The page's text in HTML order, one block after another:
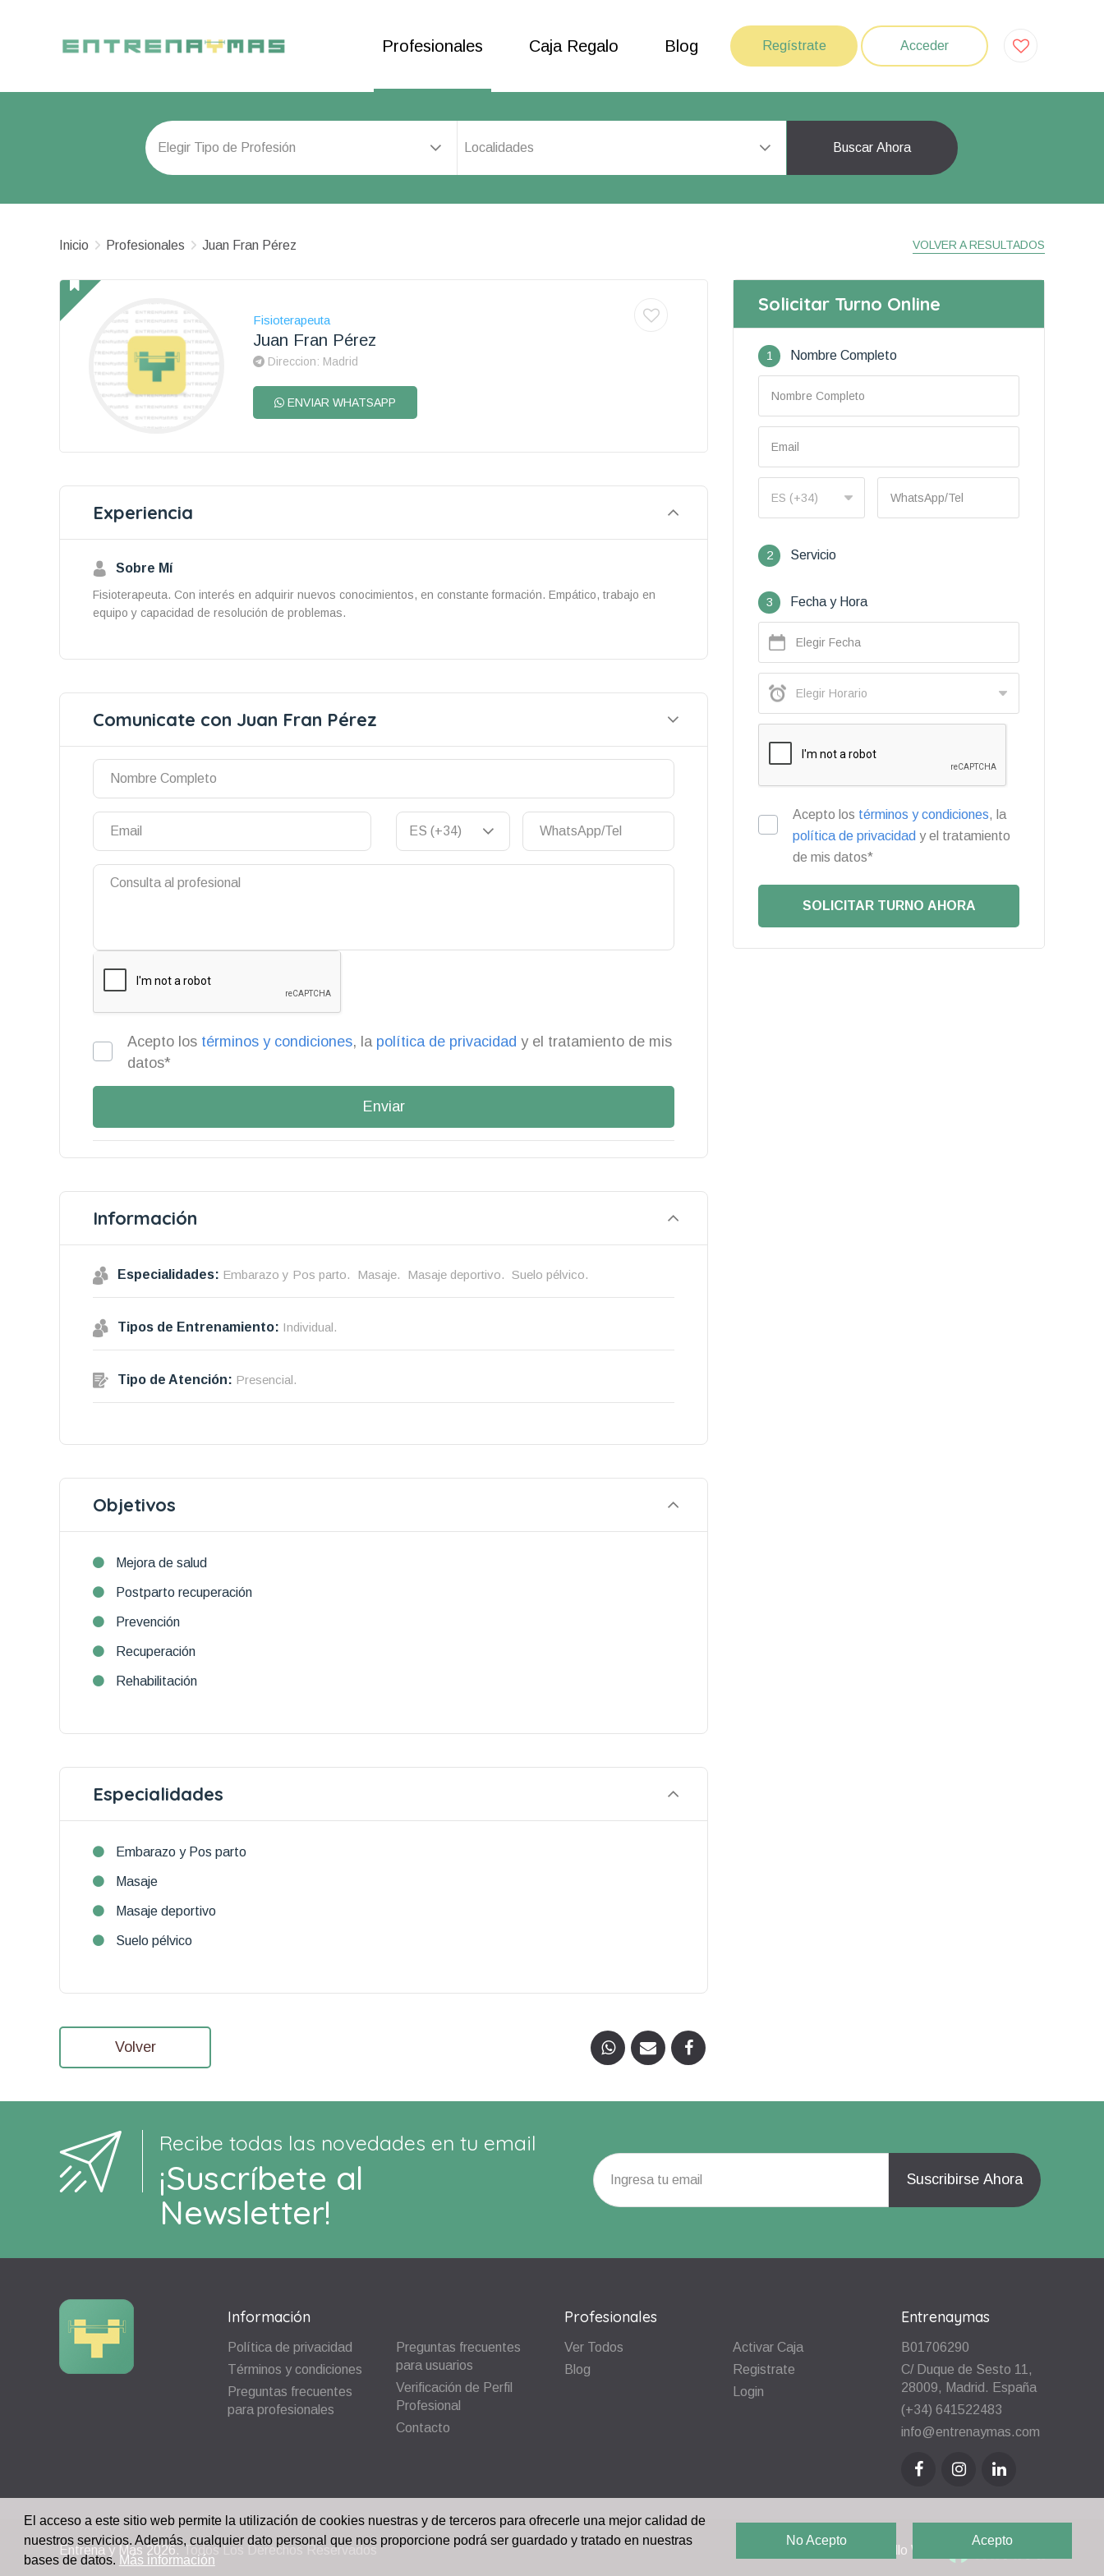
Profesionales Caja Regalo Blog Regístrate Acceder
Localidades Buscar Ahora
Inicio Profesionales Juan Fran Pérez VOLVER A RESULTADOS
Fisioterapeuta
Juan Fran Pérez
Direccion: Madrid
ENVIAR WHATSAPP
Experiencia
Sobre Mí
Fisioterapeuta. Con interés en adquirir nuevos conocimientos, en constante formación. Empático, trabajo en
equipo y capacidad de resolución de problemas.
Comunicate con Juan Fran Pérez
Acepto los términos y condiciones, la política de privacidad y el tratamiento de mis
datos*
Enviar
Información
Especialidades: Embarazo y Pos parto. Masaje. Masaje deportivo. Suelo pélvico.
Tipos de Entrenamiento: Individual.
Tipo de Atención: Presencial.
Objetivos
Mejora de salud
Postparto recuperación
Prevención
Recuperación
Rehabilitación
Especialidades
Embarazo y Pos parto
Masaje
Masaje deportivo
Suelo pélvico
Volver
Solicitar Turno Online
1 Nombre Completo
2 Servicio
3 Fecha y Hora
Acepto los términos y condiciones, la
política de privacidad y el tratamiento
de mis datos*
Recibe todas las novedades en tu email
¡Suscríbete al
Newsletter!
Información
Política de privacidad
Términos y condiciones
Preguntas frecuentes
para profesionales
Preguntas frecuentes
para usuarios
Verificación de Perfil
Profesional
Contacto
Profesionales
Ver Todos
Blog
Activar Caja
Registrate
Login
Entrenaymas
B01706290
C/ Duque de Sesto 11,
28009, Madrid. España
(+34) 641522483
info@entrenaymas.com
Entrena y Mas 2026. Todos Los Derechos Reservados Diseño y Desarrollo Web
El acceso a este sitio web permite la utilización de cookies nuestras y de terceros para ofrecerle una mejor calidad de
nuestros servicios. Además, cualquier dato personal que nos proporcione podrá ser guardado y tratado en nuestras
bases de datos. Más información
No Acepto Acepto